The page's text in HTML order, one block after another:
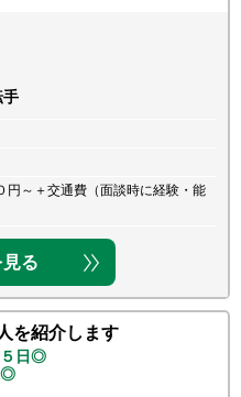
手
円～＋交通費（面談時に経験・能
る
を紹介します
５日◎
◎